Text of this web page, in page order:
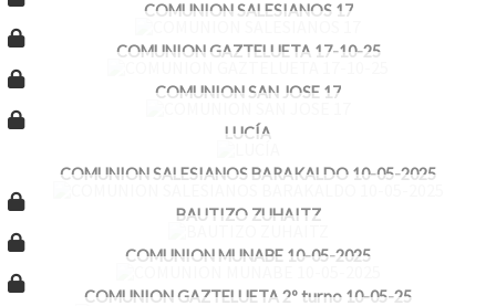
COMUNION SALESIANOS 17
COMUNION GAZTELUETA 17-10-25
COMUNION SAN JOSE 17
LUCÍA
COMUNION SALESIANOS BARAKALDO 10-05-2025
BAUTIZO ZUHAITZ
COMUNION MUNABE 10-05-2025
COMUNION GAZTELUETA 2º turno 10-05-25